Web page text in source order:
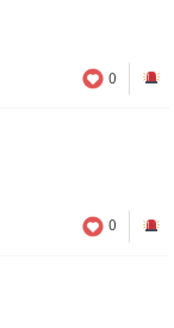
0
0